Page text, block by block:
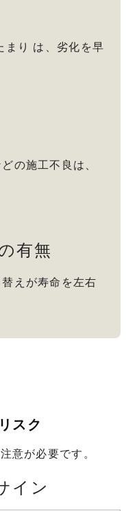
まり は、劣化を早
の施工不良は、
有無
えが寿命を左右
スク
意が必要です。
イン